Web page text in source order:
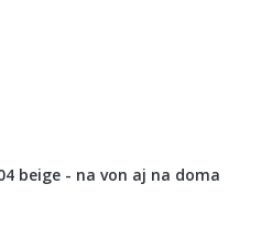
beige - na von aj na doma